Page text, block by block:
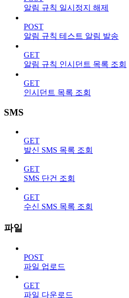
알림 규칙 일시정지 해제
POST
알림 규칙 테스트 알림 발송
GET
알림 규칙 인시던트 목록 조회
GET
인시던트 목록 조회
SMS
GET
발신 SMS 목록 조회
GET
SMS 단건 조회
GET
수신 SMS 목록 조회
파일
POST
파일 업로드
GET
파일 다운로드